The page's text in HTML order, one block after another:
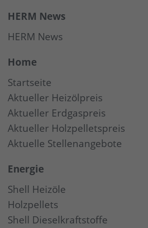
HERM News
HERM News
Home
Startseite
Aktueller Heizölpreis
Aktueller Erdgaspreis
Aktueller Holzpelletspreis
Aktuelle Stellenangebote
Energie
Shell Heizöle
Holzpellets
Shell Dieselkraftstoffe